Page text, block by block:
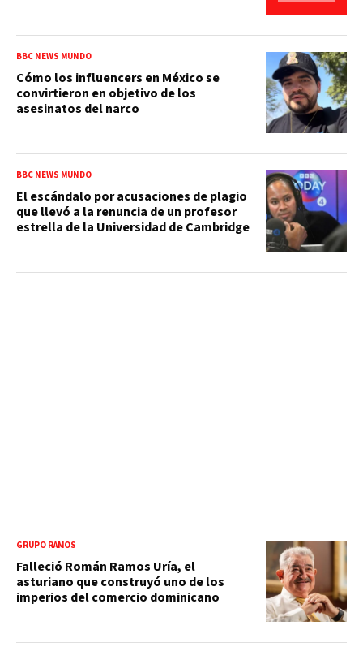
BBC NEWS MUNDO
Cómo los influencers en México se
convirtieron en objetivo de los
asesinatos del narco
BBC NEWS MUNDO
El escándalo por acusaciones de plagio
que llevó a la renuncia de un profesor
estrella de la Universidad de Cambridge
GRUPO RAMOS
Falleció Román Ramos Uría, el
asturiano que construyó uno de los
imperios del comercio dominicano